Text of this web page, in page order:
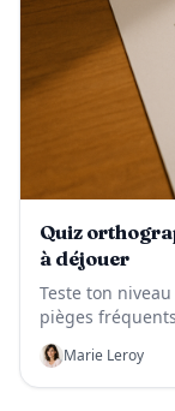
Quiz
à déjouer
Teste ton
pièges
simples pour
Marie Leroy